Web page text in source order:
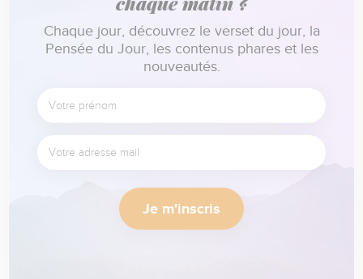
Chaque jour, découvrez le verset du jour, la
Pensée du Jour, les contenus phares et les
nouveautés.
Je m'inscris